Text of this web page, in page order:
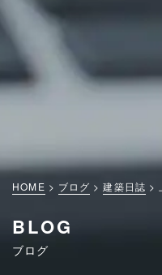
HOME ブログ 建築日誌
BLOG
ブログ